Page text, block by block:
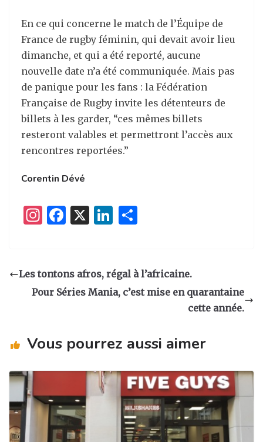
En ce qui concerne le match de l’Équipe de
France de rugby féminin, qui devait avoir lieu
dimanche, et qui a été reporté, aucune
nouvelle date n’a été communiquée. Mais pas
de panique pour les fans : la Fédération
Française de Rugby invite les détenteurs de
billets à les garder, “ces mêmes billets
resteront valables et permettront l’accès aux
rencontres reportées.”
Corentin Dévé
I
a
g
F
e
b
k
X
Li
e
dI
g
er
Les tontons afros, régal à l’africaine.
Pour Séries Mania, c’est mise en quarantaine
cette année.
Vous pourrez aussi aimer